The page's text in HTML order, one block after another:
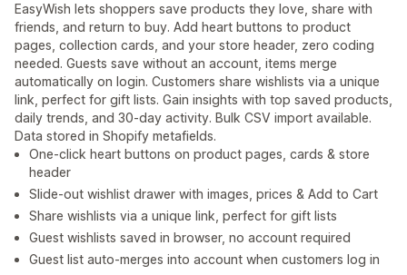
EasyWish lets shoppers save products they love, share with
friends, and return to buy. Add heart buttons to product
pages, collection cards, and your store header, zero coding
needed. Guests save without an account, items merge
automatically on login. Customers share wishlists via a unique
link, perfect for gift lists. Gain insights with top saved products,
daily trends, and 30-day activity. Bulk CSV import available.
Data stored in Shopify metafields.
One-click heart buttons on product pages, cards & store
header
Slide-out wishlist drawer with images, prices & Add to Cart
Share wishlists via a unique link, perfect for gift lists
Guest wishlists saved in browser, no account required
Guest list auto-merges into account when customers log in